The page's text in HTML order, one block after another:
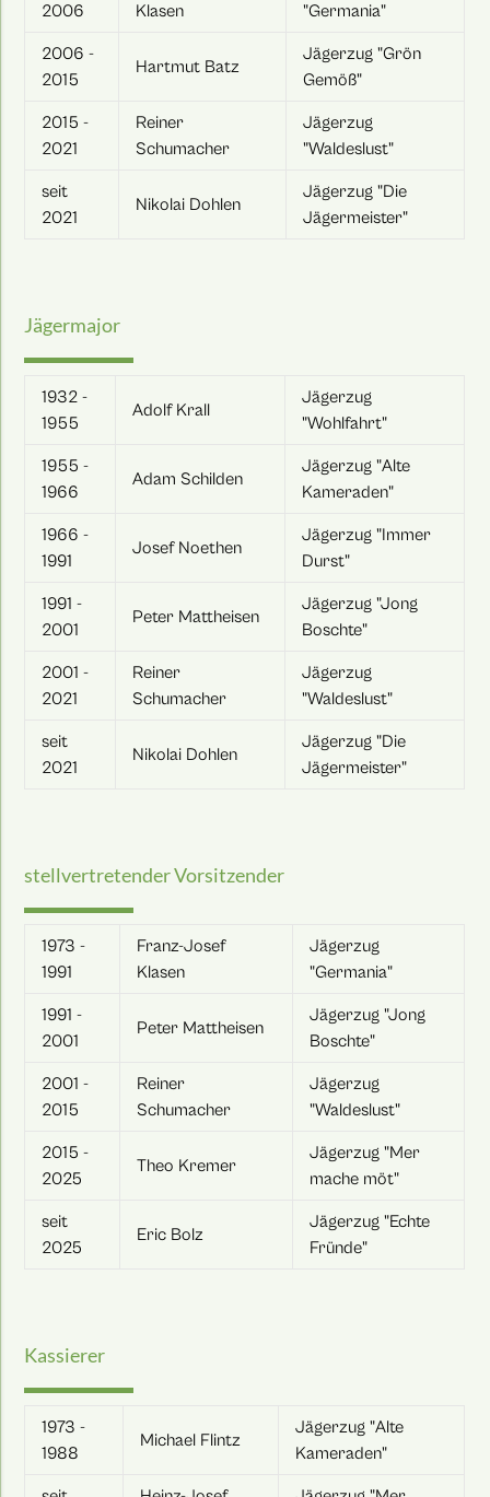
2006
Klasen
"Germania"
2006 -
2015
Hartmut Batz
Jägerzug "Grön
Gemöß"
2015 -
2021
Reiner
Schumacher
Jägerzug
"Waldeslust"
seit
2021
Nikolai Dohlen
Jägerzug "Die
Jägermeister"
Jägermajor
1932 -
1955
Adolf Krall
Jägerzug
"Wohlfahrt"
1955 -
1966
Adam Schilden
Jägerzug "Alte
Kameraden"
1966 -
1991
Josef Noethen
Jägerzug "Immer
Durst"
1991 -
2001
Peter Mattheisen
Jägerzug "Jong
Boschte"
2001 -
2021
Reiner
Schumacher
Jägerzug
"Waldeslust"
seit
2021
Nikolai Dohlen
Jägerzug "Die
Jägermeister"
stellvertretender Vorsitzender
1973 -
1991
Franz-Josef
Klasen
Jägerzug
"Germania"
1991 -
2001
Peter Mattheisen
Jägerzug "Jong
Boschte"
2001 -
2015
Reiner
Schumacher
Jägerzug
"Waldeslust"
2015 -
2025
Theo Kremer
Jägerzug "Mer
mache möt"
seit
2025
Eric Bolz
Jägerzug "Echte
Fründe"
Kassierer
1973 -
1988
Michael Flintz
Jägerzug "Alte
Kameraden"